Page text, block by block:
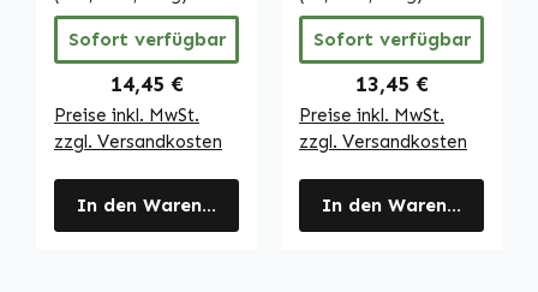
Vitalstoffe
Sofort verfügbar
Regulärer Preis:
14,45 €
Preise inkl. MwSt.
zzgl. Versandkosten
In den Warenkorb
- hochdosiert &
vegan | Warnke
Vitalstoffe
Sofort verfügbar
Regulärer Preis:
13,45 €
Preise inkl. MwSt.
zzgl. Versandkosten
In den Warenkorb